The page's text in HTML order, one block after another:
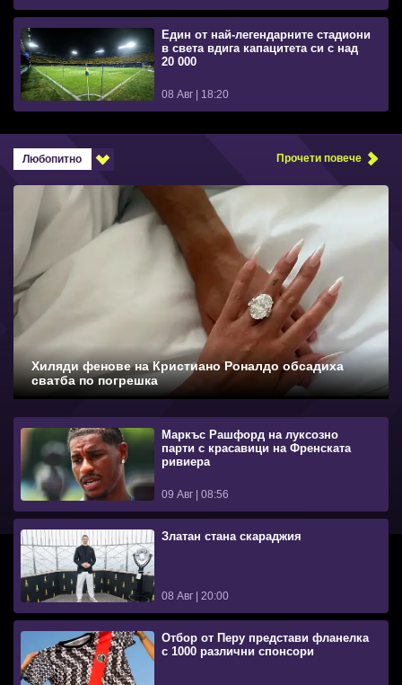
Един от най-легендарните стадиони
в света вдига капацитета си с над
20 000
08 Авг | 18:20
Любопитно Прочети повече
Хиляди фенове на Кристиано Роналдо обсадиха
сватба по погрешка
Маркъс Рашфорд на луксозно
парти с красавици на Френската
ривиера
09 Авг | 08:56
Златан стана скараджия
08 Авг | 20:00
Отбор от Перу представи фланелка
с 1000 различни спонсори